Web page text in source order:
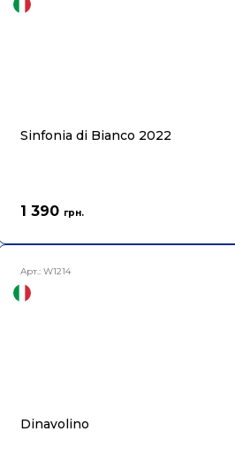
Sinfonia di Bianco 2022
1 390 грн.
Арт.: W1214
Dinavolino